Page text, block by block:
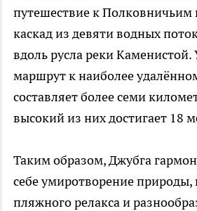
путешествие к Полковничьим
каскад из девяти водных
вдоль русла реки Каменистой.
маршрут к наиболее
составляет более семи
высокий из них достигает 18
Таким образом, Джубга
себе умиротворение
пляжного релакса и